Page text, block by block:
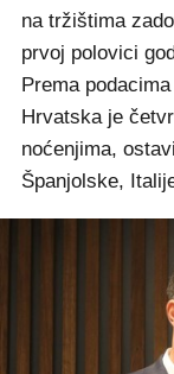
na tržištima
prvoj polovici
Prema
Hrvatska je
noćenjima,
Španjolske,